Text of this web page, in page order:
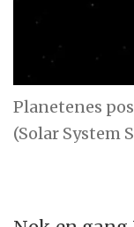
Planetenes
(Solar System